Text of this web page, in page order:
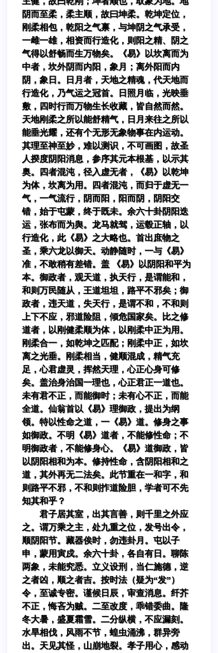
阴而至柔，柔主顺，故曰坤柔。乾坤定位，
刚柔相包，乾阳之气禀，与坤阴之气承受，
一雌一雄，相资而行造化，则阳之精、阴之
气得以舒畅而生万物矣。《易》以坎离而为
中者，坎外阴而内阳，象月；离外阳而内
阴，象日。日月者，天地之精魂，代天地而
行造化，乃气运之冠首。日照月临，光映垂
敷，四时行而万物生长收藏，皆自然而然。
天地刚柔之所以能舒精气，日月来往之所以
能垂光耀，还有个无形无象物事在内运动。
其理至神至妙，难以测识，不可画图，故圣
人揆度阴阳消息，参序其元本根基，以示其
奥。四者混沌，径入虚无者，《易》以乾坤
为体，坎离为用。四者混沌，而归于虚无一
气，一气流行，阴而阳，阳而阴，阴阳交
错，始于屯蒙，终于既未。余六十卦阴阳迭
运，张布而为舆。龙马就驾，运毂正轴，以
行造化，此《易》之大略也。首出庶物之
圣，乘六龙以御天。动静随时，一与《易》
准，不敢稍有差错。盖 《易》以阴阳和平为
本。御政者，观天道，执天行，是谓能和，
和则万民随从，王道坦坦，路平不邪矣；御
政者，违天道，失天行，是谓不和，不和则
上下不应，邪道险阻，倾危国家矣。比之修
道者，以刚健柔顺为体，以刚柔中正为用。
刚柔合一，如乾坤之匹配；刚柔中正，如坎
离之光垂。刚柔相当，健顺混成，精气充
足，心君虚灵，挥然天理，心正心身可修
矣。盖治身治国一理也，心正君正一道也。
未有君不正，而能御时；未有心不正，而能
全道。仙翁首以《易》理御政，提出为纲
领。特以性命之道，一《易》道。修身之事
如御政。不明《易》道者，不能修性命；不
明御政者，不能修身心。《易》道御政，皆
以阴阳相和为本。修持性命，含阴阳相和之
道，其外再无二法矣。此节重在一和字，和
则路平不邪，不和则拃道险胆，学者可不先
知其和乎？
君子居其室，出其言善，则千里之外应
之。谓万乘之主，处九重之位，发号出令，
顺阴阳节。藏器俟时，勿违卦月。屯以子
申，蒙用寅戍。余六十卦，各自有日。聊陈
两象，未能究悉。立义设刑，当仁施德，逆
之者凶，顺之者吉。按时法（疑为“发”）
令，至诚专密。谨候日辰，审查消息。纤芥
不正，悔吝为贼。二至改度，乖错委曲。隆
冬大暑，盛夏霜雪。二分纵横，不应漏刻。
水旱相伐，风雨不节，蝗虫涌沸，群异旁
出。天见其怪，山崩地裂。孝子用心，感动